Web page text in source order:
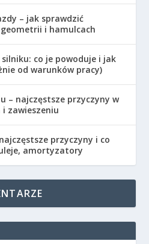
– jak sprawdzić
i hamulcach
co je powoduje i jak
od warunków pracy)
– najczęstsze przyczyny w
i zawieszeniu
przyczyny i co
amortyzatory